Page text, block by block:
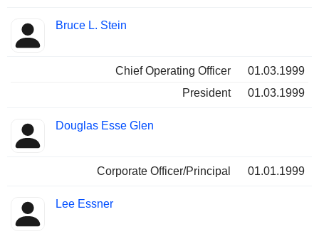
Bruce L. Stein
Chief Operating Officer
01.03.1999
President
01.03.1999
Douglas Esse Glen
Corporate Officer/Principal 01.01.1999
Lee Essner